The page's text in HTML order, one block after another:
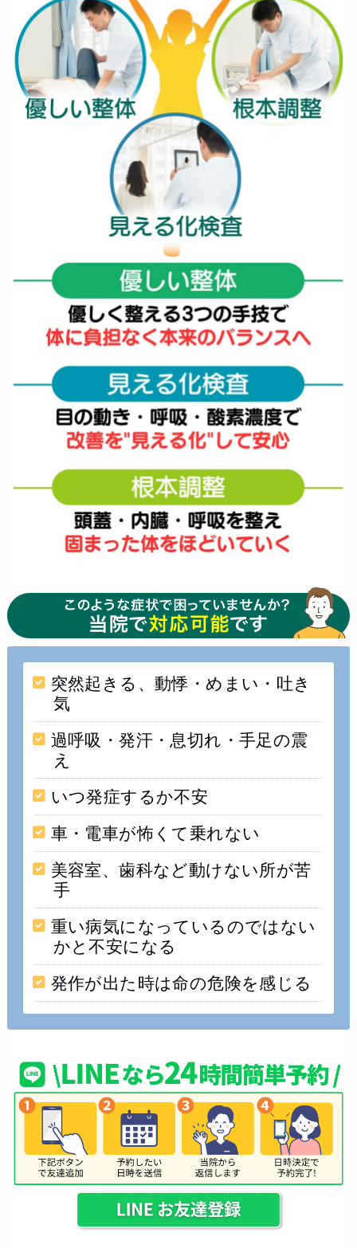
突然起きる、動悸・めまい・吐き
気
過呼吸・発汗・息切れ・手足の震
え
いつ発症するか不安
車・電車が怖くて乗れない
美容室、歯科など動けない所が苦
手
重い病気になっているのではない
かと不安になる
発作が出た時は命の危険を感じる